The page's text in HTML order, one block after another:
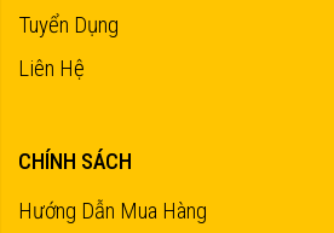
Tuyển Dụng
Liên Hệ
CHÍNH SÁCH
Hướng Dẫn Mua Hàng